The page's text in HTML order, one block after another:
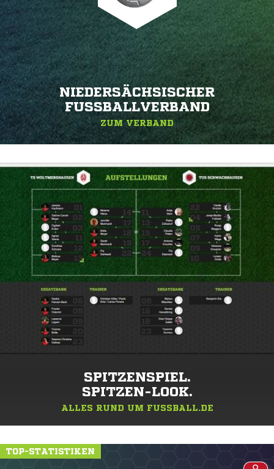
NIEDERSÄCHSISCHER
FUSSBALLVERBAND
ZUM VERBAND
SPITZENSPIEL.
SPITZEN-LOOK.
ALLES RUND UM FUSSBALL.DE
TOP-STATISTIKEN